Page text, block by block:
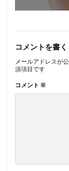
コメントを書く
メールアドレスが
須項目です
コメント ※